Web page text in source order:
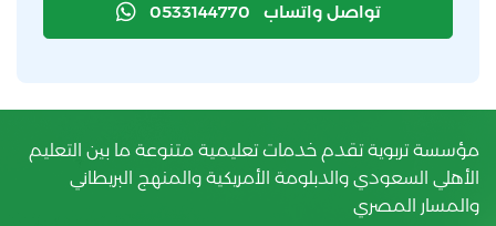
تواصل واتساب 0533144770
مؤسسة تربوية تقدم خدمات تعليمية متنوعة ما بين التعليم
الأهلي السعودي والدبلومة الأمريكية والمنهج البريطاني
والمسار المصري